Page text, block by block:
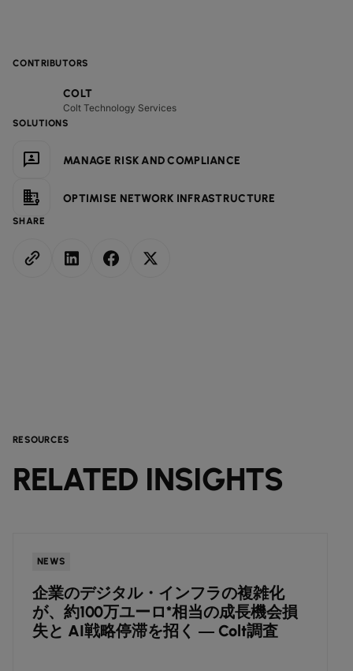
CONTRIBUTORS
COLT
Colt Technology Services
SOLUTIONS
MANAGE RISK AND COMPLIANCE
OPTIMISE NETWORK INFRASTRUCTURE
SHARE
RESOURCES
RELATED INSIGHTS
NEWS
企業のデジタル・インフラの複雑化
が、約100万ユーロ*相当の成長機会損
失と AI戦略停滞を招く ― Colt調査